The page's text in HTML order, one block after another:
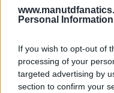
Personal Information
If you wish to opt-out of
processing of your
targeted advertising by
section to confirm your
Összegezve: